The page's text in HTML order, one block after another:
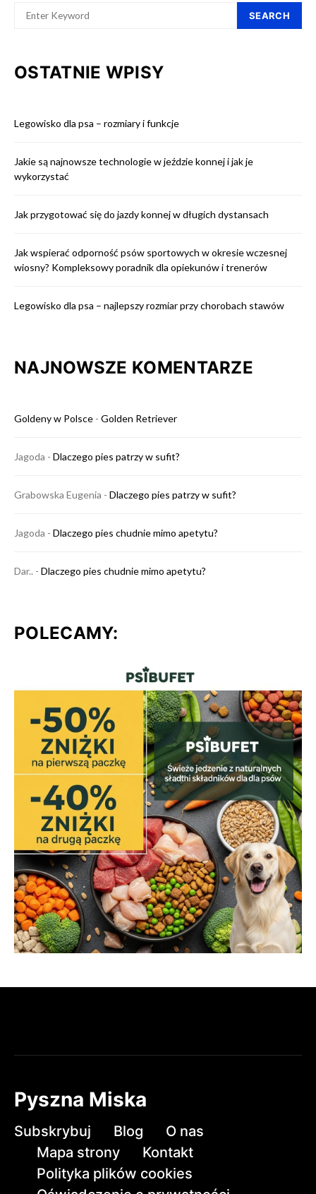
SEARCH
OSTATNIE WPISY
Legowisko dla psa – rozmiary i funkcje
Jakie są najnowsze technologie w jeździe konnej i jak je
wykorzystać
Jak przygotować się do jazdy konnej w długich dystansach
Jak wspierać odporność psów sportowych w okresie wczesnej
wiosny? Kompleksowy poradnik dla opiekunów i trenerów
Legowisko dla psa – najlepszy rozmiar przy chorobach stawów
NAJNOWSZE KOMENTARZE
Goldeny w Polsce - Golden Retriever
Jagoda - Dlaczego pies patrzy w sufit?
Grabowska Eugenia - Dlaczego pies patrzy w sufit?
Jagoda - Dlaczego pies chudnie mimo apetytu?
Dar.. - Dlaczego pies chudnie mimo apetytu?
POLECAMY:
Pyszna Miska
Subskrybuj Blog
O nas
Mapa strony
Kontakt
Polityka plików cookies